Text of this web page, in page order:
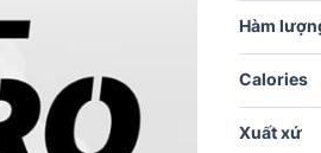
Hàm
Calories
Xuất xứ